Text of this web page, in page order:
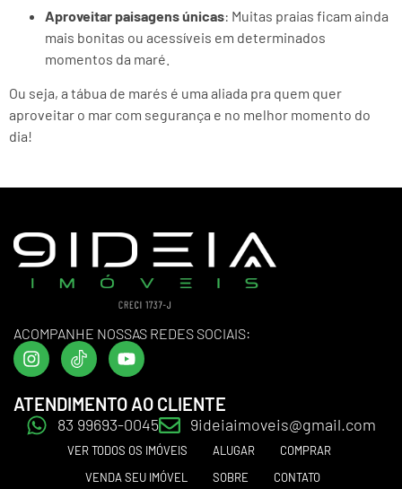
Aproveitar paisagens únicas: Muitas praias ficam ainda
mais bonitas ou acessíveis em determinados
momentos da maré.
Ou seja, a tábua de marés é uma aliada pra quem quer
aproveitar o mar com segurança e no melhor momento do
dia!
ACOMPANHE NOSSAS REDES SOCIAIS:
ATENDIMENTO AO CLIENTE
83 99693-0045 9ideiaimoveis@gmail.com
VER TODOS OS IMÓVEIS ALUGAR
COMPRAR
VENDA SEU IMÓVEL
SOBRE CONTATO